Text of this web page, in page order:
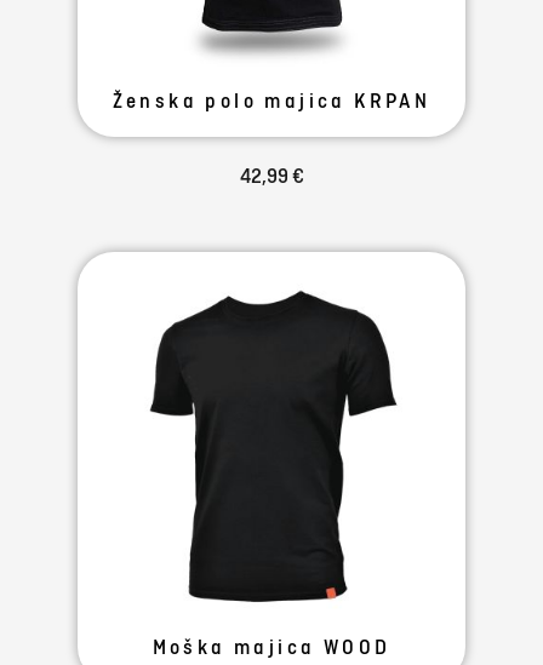
Ženska polo majica KRPAN
42,99 €
Moška majica WOOD